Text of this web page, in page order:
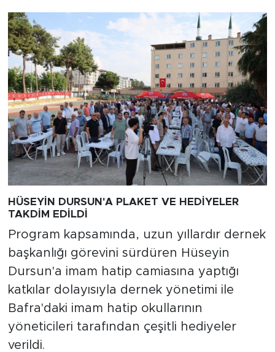
HÜSEYİN DURSUN'A PLAKET VE HEDİYELER
TAKDİM EDİLDİ
Program kapsamında, uzun yıllardır dernek
başkanlığı görevini sürdüren Hüseyin
Dursun'a imam hatip camiasına yaptığı
katkılar dolayısıyla dernek yönetimi ile
Bafra'daki imam hatip okullarının
yöneticileri tarafından çeşitli hediyeler
verildi.